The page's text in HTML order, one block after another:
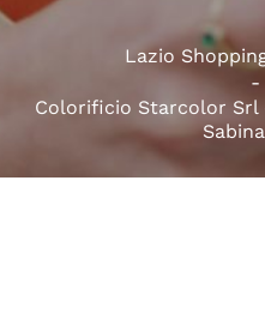
Lazio
Colorificio Starcolor Srl